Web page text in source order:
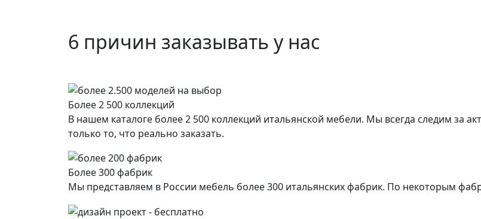
6 причин заказывать у нас
Более 2 500 коллекций
В нашем каталоге более 2 500 коллекций итальянской мебели. Мы всегда следим за
только то, что реально заказать.
Более 300 фабрик
Мы представляем в России мебель более 300 итальянских фабрик. По некоторым